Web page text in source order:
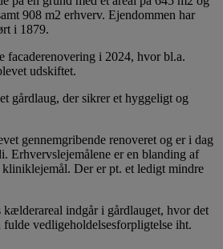
908 m2 erhverv. Ejendommen har
i 1879.
facaderenovering i 2024, hvor bl.a.
udskiftet.
gårdlaug, der sikrer et hyggeligt og
gennemgribende renoveret og er i dag
Erhvervslejemålene er en blanding af
Der er pt. et ledigt mindre
kælderareal indgår i gårdlauget, hvor det
fulde vedligeholdelsesforpligtelse iht.